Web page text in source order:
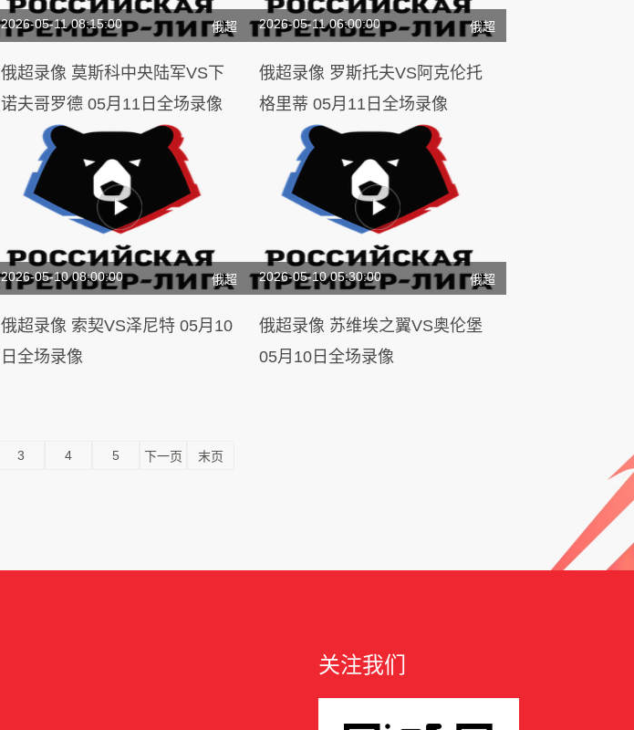
2026-05-11 08:15:00 俄超
俄超录像 莫斯科中央陆军VS下
诺夫哥罗德 05月11日全场录像
2026-05-11 06:00:00 俄超
俄超录像 罗斯托夫VS阿克伦托
格里蒂 05月11日全场录像
2026-05-10 08:00:00 俄超
俄超录像 索契VS泽尼特 05月10
日全场录像
2026-05-10 05:30:00 俄超
俄超录像 苏维埃之翼VS奥伦堡
05月10日全场录像
3 4 5 下一页 末页
关注我们